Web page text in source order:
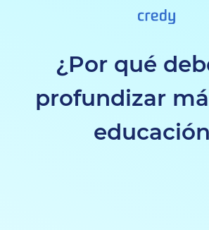
¿Por qué
profundizar